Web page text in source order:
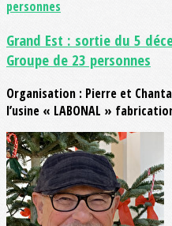
Grand Est : sortie du 5
Groupe de 23 personnes
Organisation : Pierre et
l’usine « LABONAL »